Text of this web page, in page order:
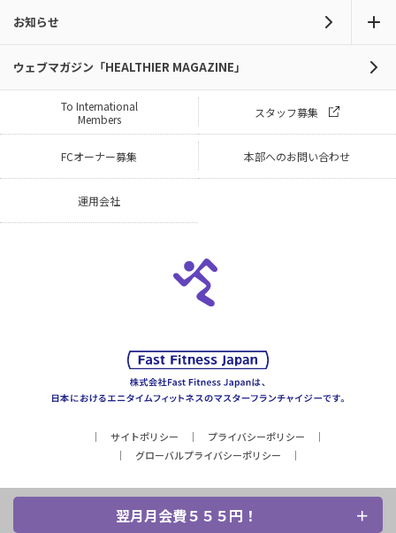
翌月月会費５５５円！
お知らせ
ウェブマガジン「HEALTHIER MAGAZINE」
To International
Members
スタッフ募集
FCオーナー募集 本部へのお問い合わせ
運用会社
サイトポリシー
プライバシーポリシー
グローバルプライバシーポリシー
Copyright © Fast Fitness Japan, Inc. All Rights Reserved.